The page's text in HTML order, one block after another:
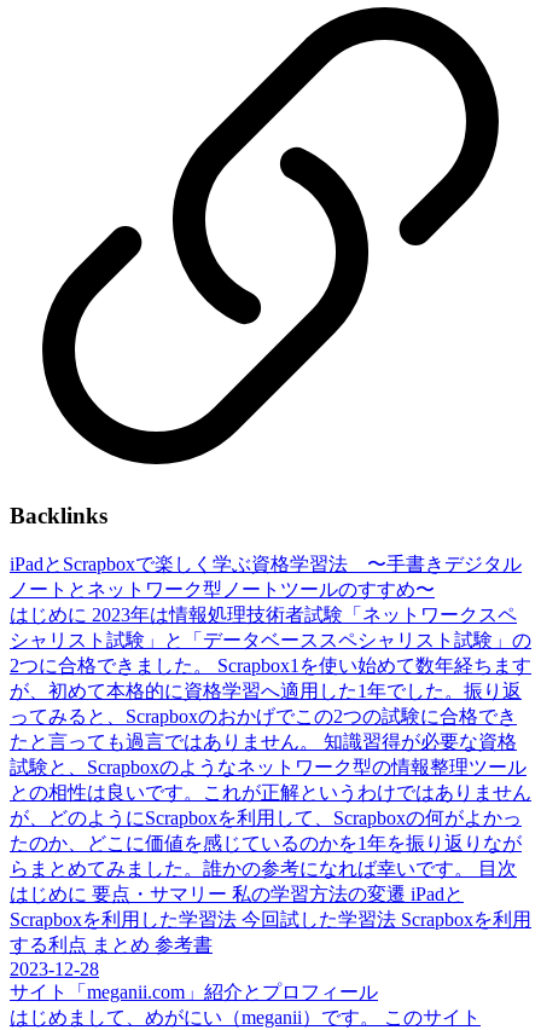
Backlinks
iPadとScrapboxで楽しく学ぶ資格学習法 〜手書きデジタル
ノートとネットワーク型ノートツールのすすめ〜
はじめに 2023年は情報処理技術者試験「ネットワークスペ
シャリスト試験」と「データベーススペシャリスト試験」の
2つに合格できました。 Scrapbox1を使い始めて数年経ちます
が、初めて本格的に資格学習へ適用した1年でした。振り返
ってみると、Scrapboxのおかげでこの2つの試験に合格でき
たと言っても過言ではありません。 知識習得が必要な資格
試験と、Scrapboxのようなネットワーク型の情報整理ツール
との相性は良いです。これが正解というわけではありません
が、どのようにScrapboxを利用して、Scrapboxの何がよかっ
たのか、どこに価値を感じているのかを1年を振り返りなが
らまとめてみました。誰かの参考になれば幸いです。 目次
はじめに 要点・サマリー 私の学習方法の変遷 iPadと
Scrapboxを利用した学習法 今回試した学習法 Scrapboxを利用
する利点 まとめ 参考書
2023-12-28
サイト「meganii.com」紹介とプロフィール
はじめまして、めがにい（meganii）です。 このサイト